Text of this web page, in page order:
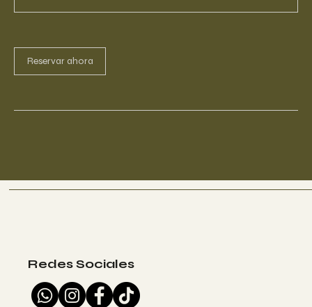
Reservar ahora
Redes Sociales